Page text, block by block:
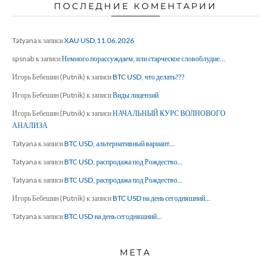
ПОСЛЕДНИЕ КОМЕНТАРИИ
Tatyanaк записиXAU USD,11.06.2026
spsnabк записиНемного порассуждаем, или старческое словоблудие…
Игорь Бебешин (Putnik) к записи BTC USD, что делать???
Игорь Бебешин (Putnik) к записиВиды лицензий
Игорь Бебешин (Putnik) к записиНАЧАЛЬНЫЙ КУРС ВОЛНОВОГО
АНАЛИЗА
Tatyanaк записи BTC USD, альтернативный вариант…
Tatyanaк записи BTC USD, распродажа под Рождество…
Tatyanaк записи BTC USD, распродажа под Рождество…
Игорь Бебешин (Putnik) к записи BTC USD на день сегодняшний…
Tatyanaк записи BTC USD на день сегодняшний…
МЕТА